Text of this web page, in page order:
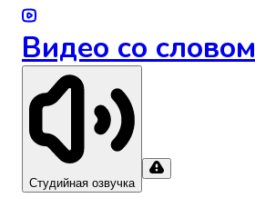
Видео со словом
Студийная озвучка